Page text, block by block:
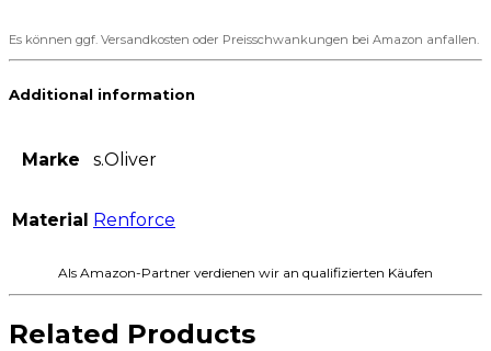
Es können ggf. Versandkosten oder Preisschwankungen bei Amazon anfallen.
Additional information
Marke s.Oliver
Material Renforce
Als Amazon-Partner verdienen wir an qualifizierten Käufen
Related Products